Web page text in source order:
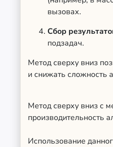
вызовах.
Сбор
подзадач.
Метод сверху вниз
и снижать сложность
Метод сверху вниз с
производительность
Использование